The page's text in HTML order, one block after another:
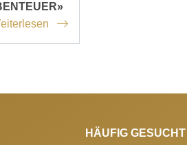
HÄUFIG GESUCHT